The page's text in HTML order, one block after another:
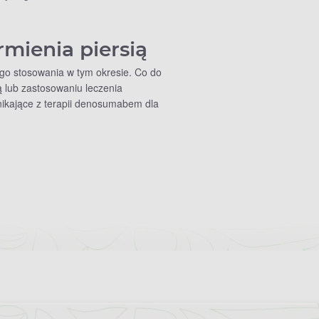
piersią
stosowania w tym okresie. Co do
zastosowaniu leczenia
z terapii denosumabem dla